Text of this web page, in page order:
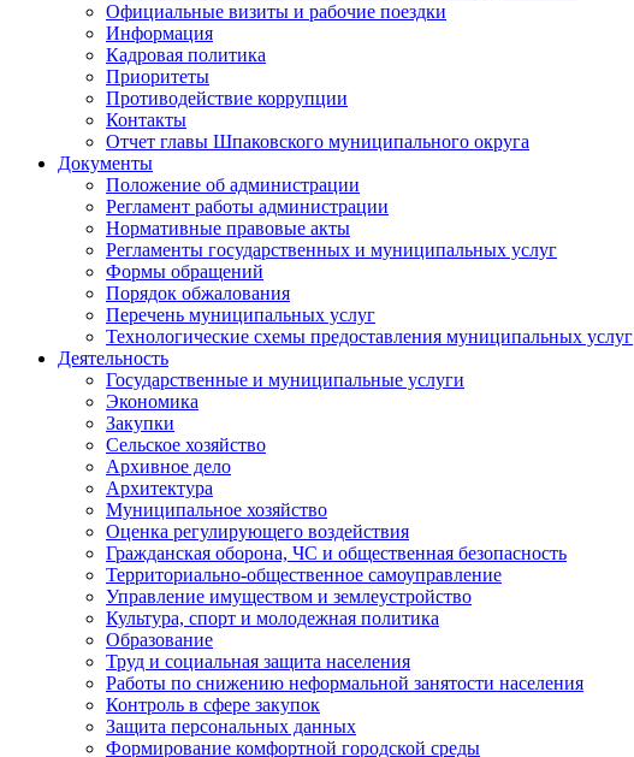
Официальные визиты и рабочие поездки
Информация
Кадровая политика
Приоритеты
Противодействие коррупции
Контакты
Отчет главы Шпаковского муниципального округа
Документы
Положение об администрации
Регламент работы администрации
Нормативные правовые акты
Регламенты государственных и муниципальных услуг
Формы обращений
Порядок обжалования
Перечень муниципальных услуг
Технологические схемы предоставления муниципальных услуг
Деятельность
Государственные и муниципальные услуги
Экономика
Закупки
Сельское хозяйство
Архивное дело
Архитектура
Муниципальное хозяйство
Оценка регулирующего воздействия
Гражданская оборона, ЧС и общественная безопасность
Территориально-общественное самоуправление
Управление имуществом и землеустройство
Культура, спорт и молодежная политика
Образование
Труд и социальная защита населения
Работы по снижению неформальной занятости населения
Контроль в сфере закупок
Защита персональных данных
Формирование комфортной городской среды